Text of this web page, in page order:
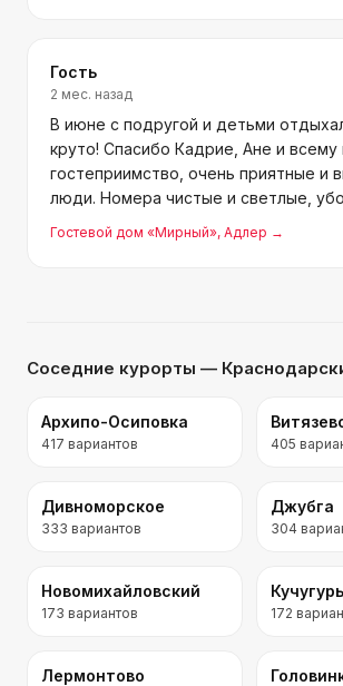
Гость
2 мес. назад
В июне с подругой и детьми
круто! Спасибо Кадрие, Ане и всему
гостеприимство, очень приятные и
люди. Номера чистые и светлые,
регулярно, wi-fi работает. Место
и кафе рядом. Еда вкусная,
Гостевой дом «Мирный», Адлер →
Соседние курорты —
Архипо-Осиповка
417 вариантов 405
Дивноморское
333 вариантов
Джубга
304
Новомихайловский
173 вариантов 172
Лермонтово